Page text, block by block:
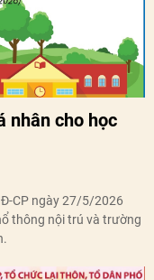
nhân cho học
CP ngày 27/5/2026
thông nội trú và trường